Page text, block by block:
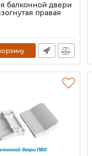
балконной двери
правая